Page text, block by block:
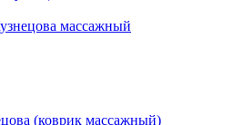
массажный